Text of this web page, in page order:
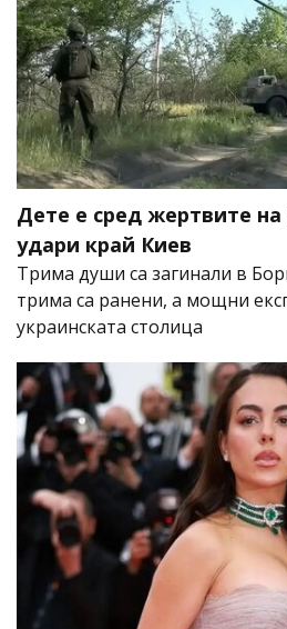
Дете е сред жертвите
удари край Киев
Трима души са загинали в
трима са ранени, а мощни
украинската столица